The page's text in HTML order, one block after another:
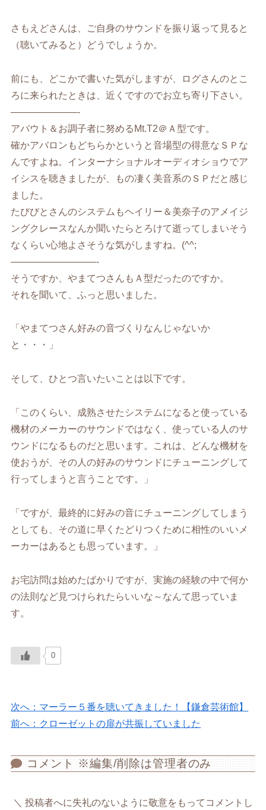
さもえどさんは、ご自身のサウンドを振り返って見ると
（聴いてみると）どうでしょうか。
前にも、どこかで書いた気がしますが、ログさんのとこ
ろに来られたときは、近くですのでお立ち寄り下さい。
———————-
アバウト＆お調子者に努めるMt.T2＠Ａ型です。
確かアバロンもどちらかというと音場型の得意なＳＰな
んですよね。インターナショナルオーディオショウでア
イシスを聴きましたが、もの凄く美音系のＳＰだと感じ
ました。
たびびとさんのシステムもヘイリー＆美奈子のアメイジ
ングクレースなんか聞いたらとろけて逝ってしまいそう
なくらい心地よさそうな気がしますね。(^^;
—————————-
そうですか、やまてつさんもＡ型だったのですか。
それを聞いて、ふっと思いました。
「やまてつさん好みの音づくりなんじゃないか
と・・・」
そして、ひとつ言いたいことは以下です。
「このくらい、成熟させたシステムになると使っている
機材のメーカーのサウンドではなく、使っている人のサ
ウンドになるものだと思います。これは、どんな機材を
使おうが、その人の好みのサウンドにチューニングして
行ってしまうと言うことです。」
「ですが、最終的に好みの音にチューニングしてしまう
としても、その道に早くたどりつくために相性のいいメ
ーカーはあるとも思っています。」
お宅訪問は始めたばかりですが、実施の経験の中で何か
の法則など見つけられたらいいな～なんて思っていま
す。
0
次へ：マーラー５番を聴いてきました！【鎌倉芸術館】
前へ：クローゼットの扉が共振していました
コメント ※編集/削除は管理者のみ
投稿者へに失礼のないように敬意をもってコメントし